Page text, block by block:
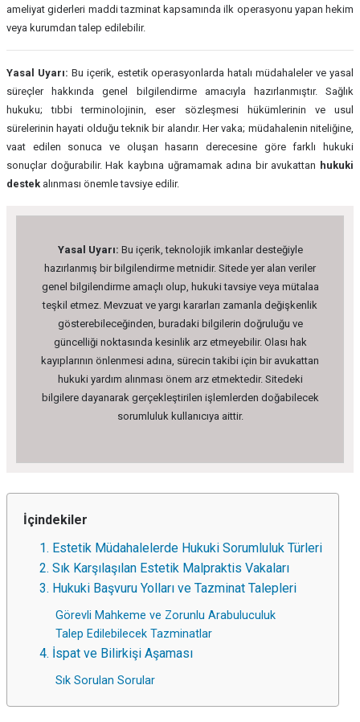
ameliyat giderleri maddi tazminat kapsamında ilk operasyonu yapan hekim
veya kurumdan talep edilebilir.
Yasal Uyarı: Bu içerik, estetik operasyonlarda hatalı müdahaleler ve yasal
süreçler hakkında genel bilgilendirme amacıyla hazırlanmıştır. Sağlık
hukuku; tıbbi terminolojinin, eser sözleşmesi hükümlerinin ve usul
sürelerinin hayati olduğu teknik bir alandır. Her vaka; müdahalenin niteliğine,
vaat edilen sonuca ve oluşan hasarın derecesine göre farklı hukuki
sonuçlar doğurabilir. Hak kaybına uğramamak adına bir avukattan hukuki
destek alınması önemle tavsiye edilir.
Yasal Uyarı: Bu içerik, teknolojik imkanlar desteğiyle
hazırlanmış bir bilgilendirme metnidir. Sitede yer alan veriler
genel bilgilendirme amaçlı olup, hukuki tavsiye veya mütalaa
teşkil etmez. Mevzuat ve yargı kararları zamanla değişkenlik
gösterebileceğinden, buradaki bilgilerin doğruluğu ve
güncelliği noktasında kesinlik arz etmeyebilir. Olası hak
kayıplarının önlenmesi adına, sürecin takibi için bir avukattan
hukuki yardım alınması önem arz etmektedir. Sitedeki
bilgilere dayanarak gerçekleştirilen işlemlerden doğabilecek
sorumluluk kullanıcıya aittir.
İçindekiler
1. Estetik Müdahalelerde Hukuki Sorumluluk Türleri
2. Sık Karşılaşılan Estetik Malpraktis Vakaları
3. Hukuki Başvuru Yolları ve Tazminat Talepleri
Görevli Mahkeme ve Zorunlu Arabuluculuk
Talep Edilebilecek Tazminatlar
4. İspat ve Bilirkişi Aşaması
Sık Sorulan Sorular